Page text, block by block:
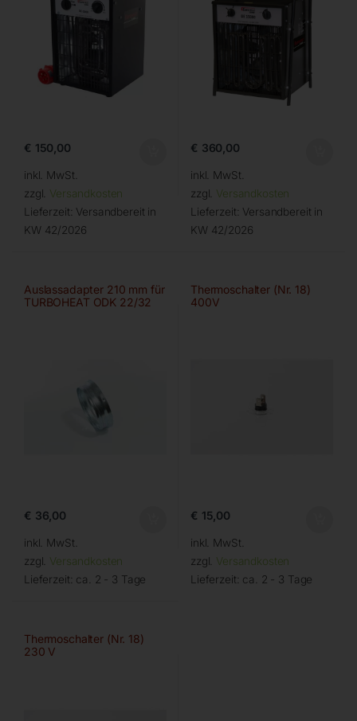
€ 150,00
inkl. MwSt.
zzgl. Versandkosten
Lieferzeit: Versandbereit in
KW 42/2026
€ 360,00
inkl. MwSt.
zzgl. Versandkosten
Lieferzeit: Versandbereit in
KW 42/2026
Auslassadapter 210 mm für
TURBOHEAT ODK 22/32
€ 36,00
inkl. MwSt.
zzgl. Versandkosten
Lieferzeit: ca. 2 - 3 Tage
Thermoschalter (Nr. 18)
400V
€ 15,00
inkl. MwSt.
zzgl. Versandkosten
Lieferzeit: ca. 2 - 3 Tage
Thermoschalter (Nr. 18)
230 V